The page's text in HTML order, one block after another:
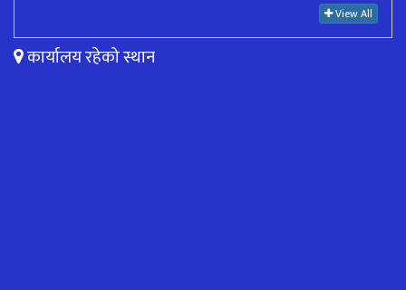
View All
कार्यालय रहेको स्थान